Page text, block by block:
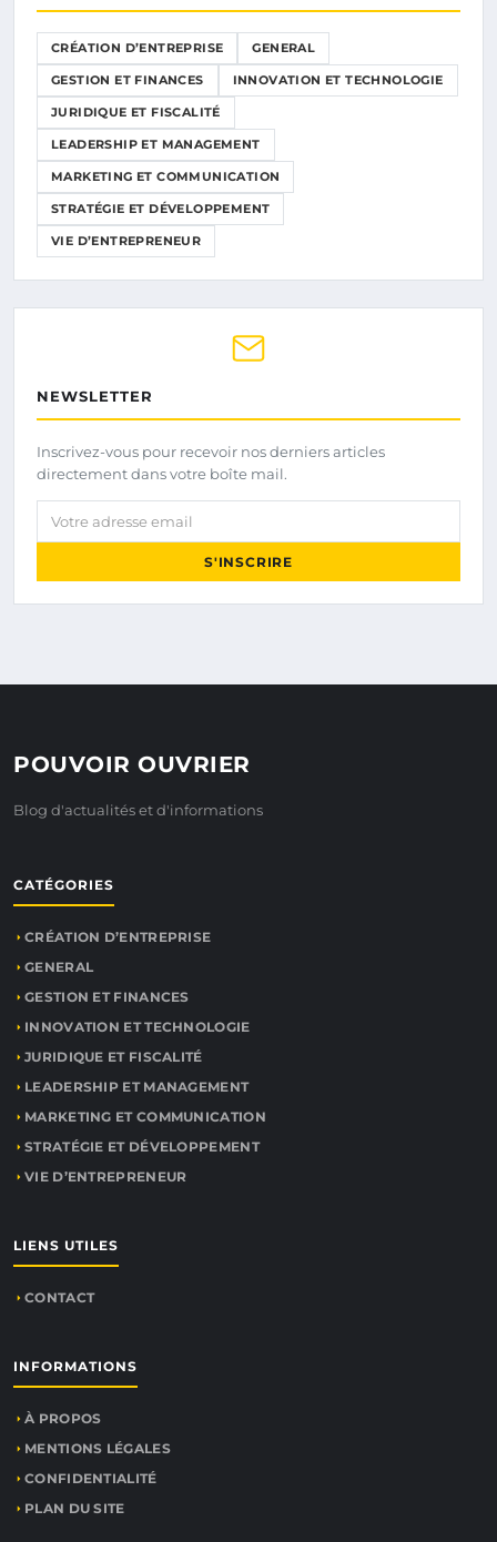
CRÉATION D’ENTREPRISE GENERAL
GESTION ET FINANCES INNOVATION ET TECHNOLOGIE
JURIDIQUE ET FISCALITÉ
LEADERSHIP ET MANAGEMENT
MARKETING ET COMMUNICATION
STRATÉGIE ET DÉVELOPPEMENT
VIE D’ENTREPRENEUR
NEWSLETTER
Inscrivez-vous pour recevoir nos derniers articles
directement dans votre boîte mail.
Votre adresse email
S'INSCRIRE
POUVOIR OUVRIER
Blog d'actualités et d'informations
CATÉGORIES
CRÉATION D’ENTREPRISE
GENERAL
GESTION ET FINANCES
INNOVATION ET TECHNOLOGIE
JURIDIQUE ET FISCALITÉ
LEADERSHIP ET MANAGEMENT
MARKETING ET COMMUNICATION
STRATÉGIE ET DÉVELOPPEMENT
VIE D’ENTREPRENEUR
LIENS UTILES
CONTACT
INFORMATIONS
À PROPOS
MENTIONS LÉGALES
CONFIDENTIALITÉ
PLAN DU SITE